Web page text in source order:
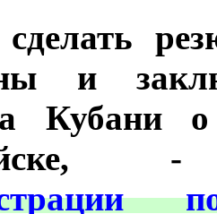
и